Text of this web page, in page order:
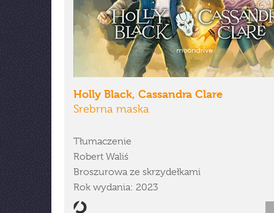
Holly Black, Cassandra Clare
Srebrna maska
Tłumaczenie
Robert Waliś
Broszurowa ze skrzydełkami
Rok wydania: 2023